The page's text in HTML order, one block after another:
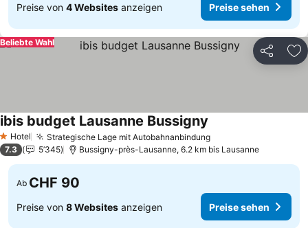
Preise von 4 Websites anzeigen Preise sehen
Teilen
Beliebte Wahl
1 Sterne
Hotel Strategische Lage mit AutobahnanbindungPreise sehen
ibis budget Lausanne Bussigny
7.3 5’345 Bussigny-près-Lausanne, 6.2 km bis Lausanne
Ab CHF 90
Preise von 8 Websites anzeigen Preise sehen